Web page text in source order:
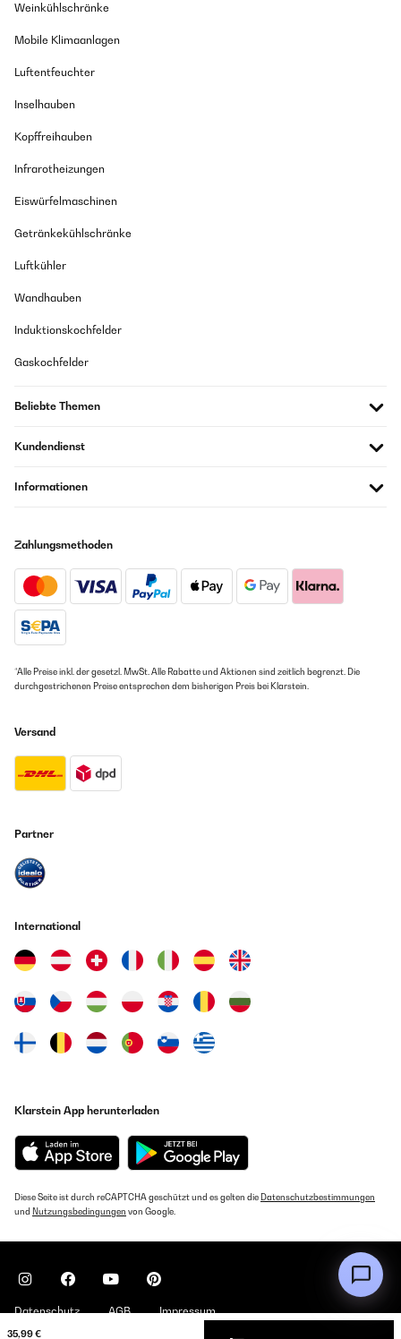
35,99 €
Weinkühlschränke
Mobile Klimaanlagen
Luftentfeuchter
Inselhauben
Kopffreihauben
Infrarotheizungen
Eiswürfelmaschinen
Getränkekühlschränke
Luftkühler
Wandhauben
Induktionskochfelder
Gaskochfelder
Beliebte Themen
Kundendienst
Informationen
Zahlungsmethoden
*Alle Preise inkl. der gesetzl. MwSt. Alle Rabatte und Aktionen sind zeitlich begrenzt. Die
durchgestrichenen Preise entsprechen dem bisherigen Preis bei Klarstein.
Versand
Partner
International
Klarstein App herunterladen
Diese Seite ist durch reCAPTCHA geschützt und es gelten die Datenschutzbestimmungen
und Nutzungsbedingungen von Google.
Datenschutz AGB Impressum